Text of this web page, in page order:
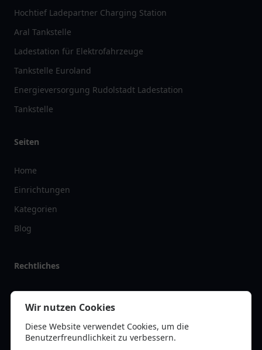
Hochtief Ladepartner Charging Station
Aral Tankstelle
Ladestation für Elektrofahrzeuge
Tankstelle Euroland
Energieversorgung Rudolstadt Ladestation
Tankstelle
Seiten
Home
Einrichtungen
Kategorien
Blog
Rechtliches
Impressum
Datenschutz
Kontakt
Wir nutzen Cookies
Diese Website verwendet Cookies, um die
Benutzerfreundlichkeit zu verbessern.